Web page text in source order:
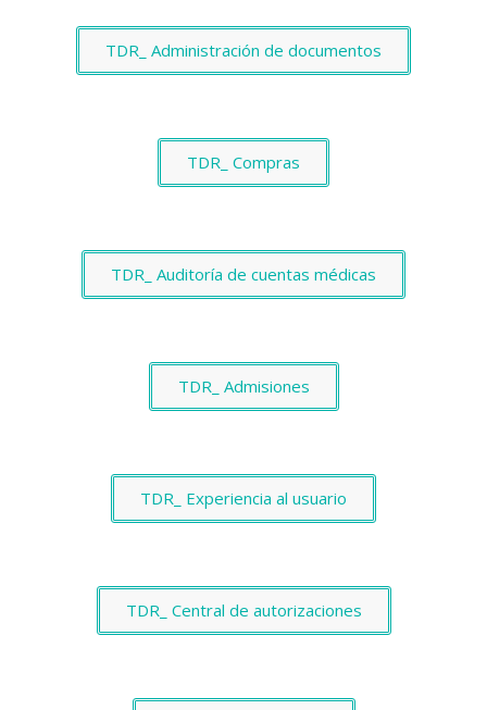
TDR_ Administración de documentos
TDR_ Compras
TDR_ Auditoría de cuentas médicas
TDR_ Admisiones
TDR_ Experiencia al usuario
TDR_ Central de autorizaciones